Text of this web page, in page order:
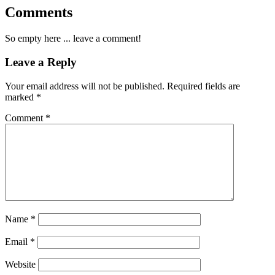
Comments
So empty here ... leave a comment!
Leave a Reply
Your email address will not be published. Required fields are
marked *
Comment *
Name *
Email *
Website